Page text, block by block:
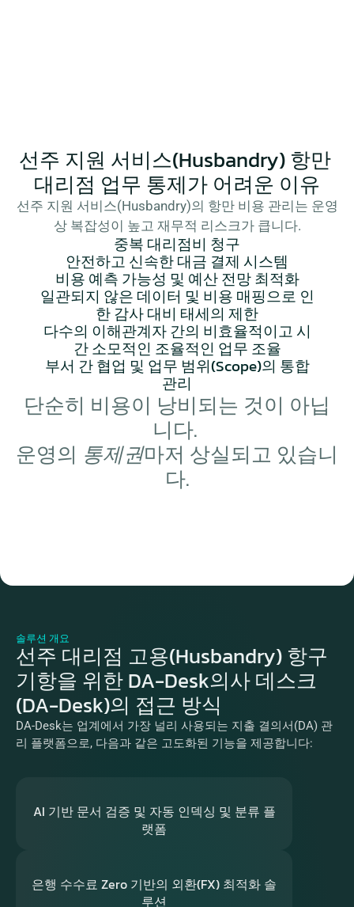
선주 지원 서비스(Husbandry) 항만
대리점 업무 통제가 어려운 이유
선주 지원 서비스(Husbandry)의 항만 비용 관리는 운영
상 복잡성이 높고 재무적 리스크가 큽니다.
중복 대리점비 청구
안전하고 신속한 대금 결제 시스템
비용 예측 가능성 및 예산 전망 최적화
일관되지 않은 데이터 및 비용 매핑으로 인
한 감사 대비 태세의 제한
다수의 이해관계자 간의 비효율적이고 시
간 소모적인 조율적인 업무 조율
부서 간 협업 및 업무 범위(Scope)의 통합
관리
단순히 비용이 낭비되는 것이 아닙
니다.
운영의 통제권마저 상실되고 있습니
다.
솔루션 개요
선주 대리점 고용(Husbandry) 항구
기항을 위한 DA-Desk의사 데스크
(DA-Desk)의 접근 방식
DA-Desk는 업계에서 가장 널리 사용되는 지출 결의서(DA) 관
리 플랫폼으로, 다음과 같은 고도화된 기능을 제공합니다:
AI 기반 문서 검증 및 자동 인덱싱 및 분류 플
랫폼
은행 수수료 Zero 기반의 외환(FX) 최적화 솔
루션